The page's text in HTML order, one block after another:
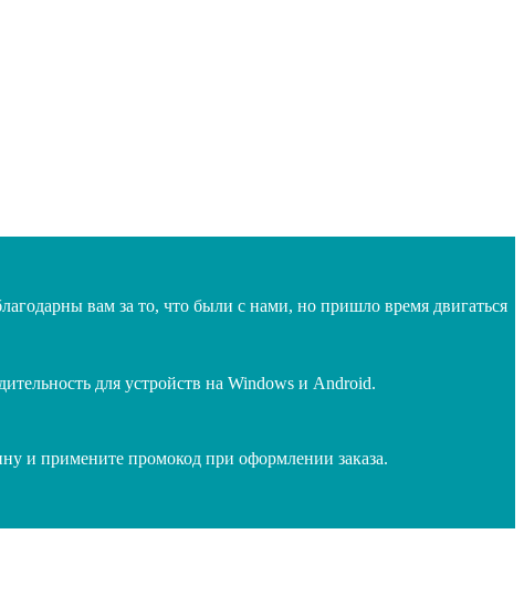
вам за то, что были с нами, но пришло время двигаться
для устройств на Windows и Android.
и примените промокод при оформлении заказа.